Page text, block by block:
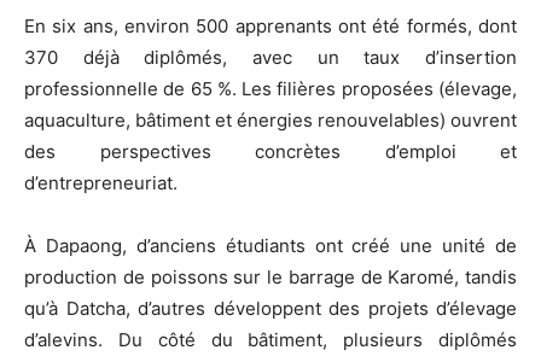
En six ans, environ 500 apprenants ont été formés, dont
370 déjà diplômés, avec un taux d’insertion
professionnelle de 65 %. Les filières proposées (élevage,
aquaculture, bâtiment et énergies renouvelables) ouvrent
des perspectives concrètes d’emploi et
d’entrepreneuriat.
À Dapaong, d’anciens étudiants ont créé une unité de
production de poissons sur le barrage de Karomé, tandis
qu’à Datcha, d’autres développent des projets d’élevage
d’alevins. Du côté du bâtiment, plusieurs diplômés